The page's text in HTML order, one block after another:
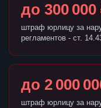
до 300 000
штраф юрлицу за
регламентов - ст.
до 2 000
штраф юрлицу за